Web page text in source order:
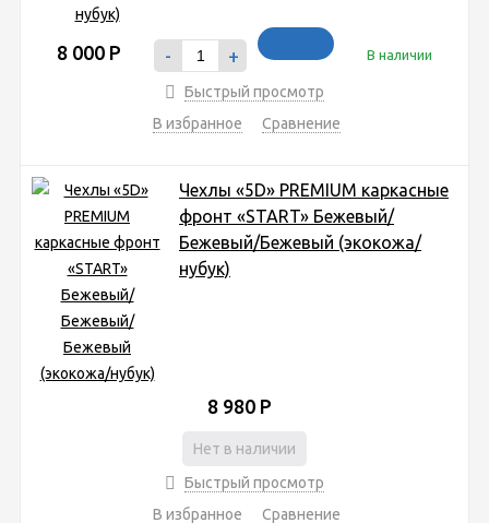
8 000 Р - + В наличии
Быстрый просмотр
В избранное
Сравнение
Чехлы «5D» PREMIUM каркасные
фронт «START» Бежевый/
Бежевый/Бежевый (экокожа/
нубук)
8 980 Р
Нет в наличии
Быстрый просмотр
В избранное
Сравнение